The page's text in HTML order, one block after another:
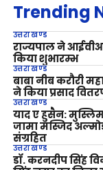
Trending
उत्तराखण्ड
राज्यपाल ने
किया शुभारम्भ
उत्तराखण्ड
बाबा नीब करौरी
ने किया प्रसाद
उत्तराखण्ड
याद ए हुसैन:
जामा मस्जिद
संग्रहित
उत्तराखण्ड
डॉ. करनदीप सिंह